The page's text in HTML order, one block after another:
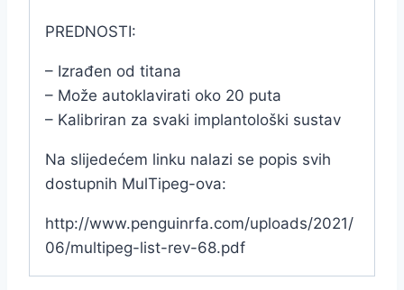
PREDNOSTI:
– Izrađen od titana
– Može autoklavirati oko 20 puta
– Kalibriran za svaki implantološki sustav
Na slijedećem linku nalazi se popis svih
dostupnih MulTipeg-ova:
http://www.penguinrfa.com/uploads/2021/
06/multipeg-list-rev-68.pdf